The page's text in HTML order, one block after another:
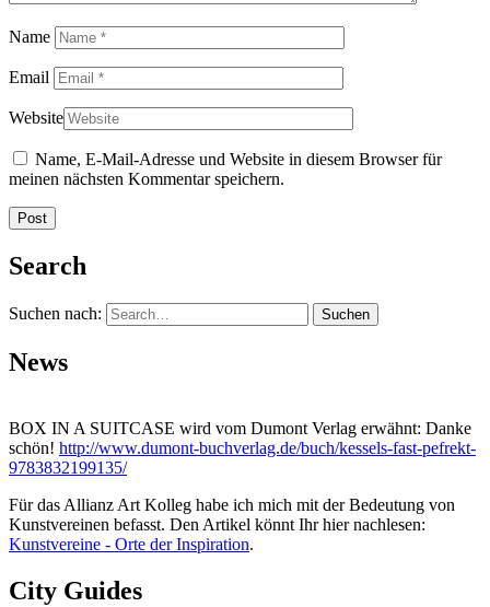
Name
Email
Website
Name, E-Mail-Adresse und Website in diesem Browser für
meinen nächsten Kommentar speichern.
Search
Suchen nach:
News
BOX IN A SUITCASE wird vom Dumont Verlag erwähnt: Danke
schön! http://www.dumont-buchverlag.de/buch/kessels-fast-pefrekt-
9783832199135/
Für das Allianz Art Kolleg habe ich mich mit der Bedeutung von
Kunstvereinen befasst. Den Artikel könnt Ihr hier nachlesen:
Kunstvereine - Orte der Inspiration.
City Guides